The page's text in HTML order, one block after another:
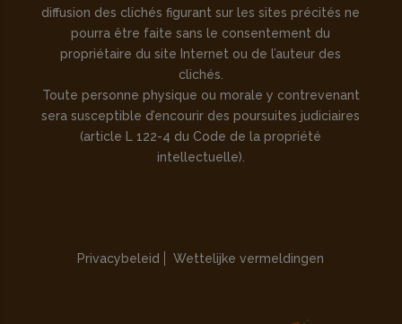
diffusion des clichés figurant sur les sites précités ne
pourra être faite sans le consentement du
propriétaire du site Internet ou de l’auteur des
clichés.
Toute personne physique ou morale y contrevenant
sera susceptible d’encourir des poursuites judiciaires
(article L 122-4 du Code de la propriété
intellectuelle).
Privacybeleid Wettelijke vermeldingen